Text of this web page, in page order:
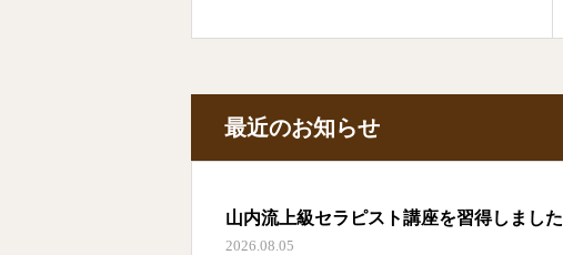
最近のお知らせ
山内流上級セラピスト講座を習得しました
2026.08.05